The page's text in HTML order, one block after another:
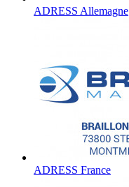
ADRESS Allemagne
ADRESS France